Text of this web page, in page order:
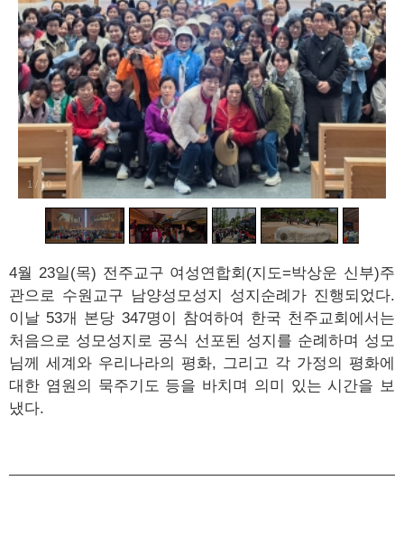
1 / 10
4월 23일(목) 전주교구 여성연합회 (지도=박상운 신부)주
관으로 수원교구 남양성모성지 성지순례가 진행되었다.
이날 53개 본당 347명이 참여하여 한국 천주교회에서는
처음으로 성모성지로 공식 선포된 성지를 순례하며 성모
님께 세계와 우리나라의 평화, 그리고 각 가정의 평화에
대한 염원의 묵주기도 등을 바치며 의미 있는 시간을 보
냈다.